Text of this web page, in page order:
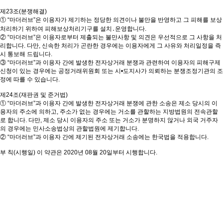
제23조(분쟁해결)
① “마더러브”은 이용자가 제기하는 정당한 의견이나 불만을 반영하고 그 피해를 보상
처리하기 위하여 피해보상처리기구를 설치․운영합니다.
② “마더러브”은 이용자로부터 제출되는 불만사항 및 의견은 우선적으로 그 사항을 처
리합니다. 다만, 신속한 처리가 곤란한 경우에는 이용자에게 그 사유와 처리일정을 즉
시 통보해 드립니다.
③ “마더러브”과 이용자 간에 발생한 전자상거래 분쟁과 관련하여 이용자의 피해구제
신청이 있는 경우에는 공정거래위원회 또는 시•도지사가 의뢰하는 분쟁조정기관의 조
정에 따를 수 있습니다.
제24조(재판권 및 준거법)
① “마더러브”과 이용자 간에 발생한 전자상거래 분쟁에 관한 소송은 제소 당시의 이
용자의 주소에 의하고, 주소가 없는 경우에는 거소를 관할하는 지방법원의 전속관할
로 합니다. 다만, 제소 당시 이용자의 주소 또는 거소가 분명하지 않거나 외국 거주자
의 경우에는 민사소송법상의 관할법원에 제기합니다.
② “마더러브”과 이용자 간에 제기된 전자상거래 소송에는 한국법을 적용합니다.
부 칙(시행일) 이 약관은 2020년 08월 20일부터 시행합니다.